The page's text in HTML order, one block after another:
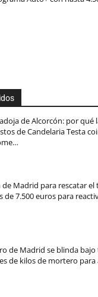
de Alcorcón: por qué
de Candelaria Testa
de Madrid para rescatar
de 7.500 euros para
de Madrid se blinda
de kilos de mortero